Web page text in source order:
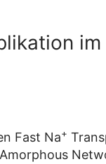
im
Fast Na+